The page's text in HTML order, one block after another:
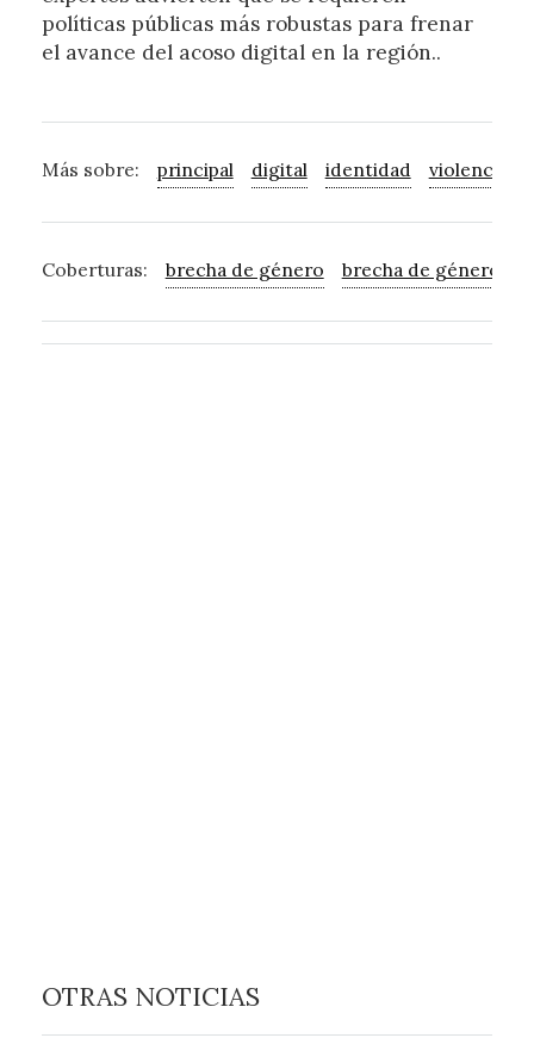
políticas públicas más robustas para frenar
el avance del acoso digital en la región..
Más sobre: principal digital identidad violencia
Coberturas: brecha de género brecha de género
OTRAS NOTICIAS